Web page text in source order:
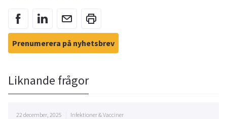
Prenumerera på nyhetsbrev
Liknande frågor
22 december, 2025 Infektioner & Vacciner